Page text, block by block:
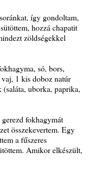
így gondoltam,
hozzá chapatit
zöldségekkel
só, bors,
1 kis doboz natúr
uborka, paprika,
fokhagymát
összekevertem. Egy
a fűszeres
Amikor elkészült,